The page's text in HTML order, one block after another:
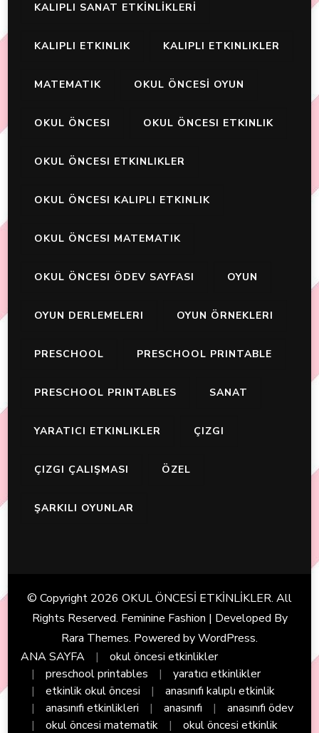
KALIPLI SANAT ETKİNLİKLERİ
KALIPLI ETKINLIK KALIPLI ETKINLIKLER
MATEMATIK OKUL ÖNCESİ OYUN
OKUL ÖNCESI OKUL ÖNCESI ETKINLIK
OKUL ÖNCESI ETKINLIKLER
OKUL ÖNCESI KALIPLI ETKINLIK
OKUL ÖNCESI MATEMATIK
OKUL ÖNCESI ÖDEV SAYFASI OYUN
OYUN DERLEMELERI OYUN ÖRNEKLERI
PRESCHOOL PRESCHOOL PRINTABLE
PRESCHOOL PRINTABLES SANAT
YARATICI ETKINLIKLER ÇIZGI
ÇIZGI ÇALIŞMASI ÖZEL
ŞARKILI OYUNLAR
© Copyright 2026 OKUL ÖNCESİ ETKİNLİKLER. All
Rights Reserved. Feminine Fashion | Developed By
Rara Themes. Powered byWordPress.
ANA SAYFA
okul öncesi etkinlikler
preschool printables
yaratıcı etkinlikler
etkinlik okul öncesi
anasınıfı kalıplı etkinlik
anasınıfı etkinlikleri
anasınıfı
anasınıfı ödev
okul öncesi matematik
okul öncesi etkinlik